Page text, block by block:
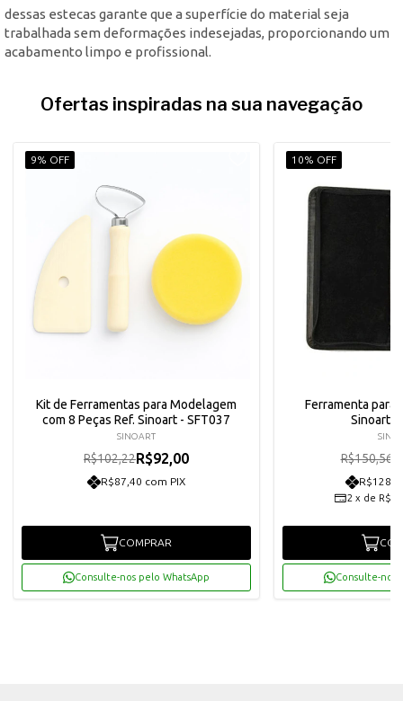
dessas estecas garante que a superfície do material seja
trabalhada sem deformações indesejadas, proporcionando um
acabamento limpo e profissional.
Ofertas inspiradas na sua navegação
9% OFF
Kit de Ferramentas para Modelagem
com 8 Peças Ref. Sinoart - SFT037
SINOART
R$102,22R$92,00
R$87,40 com PIX
COMPRAR
Consulte-nos pelo WhatsApp
10% OFF
Ferramenta para
Sinoart -
R$150,56
2 x de
Consulte-nos